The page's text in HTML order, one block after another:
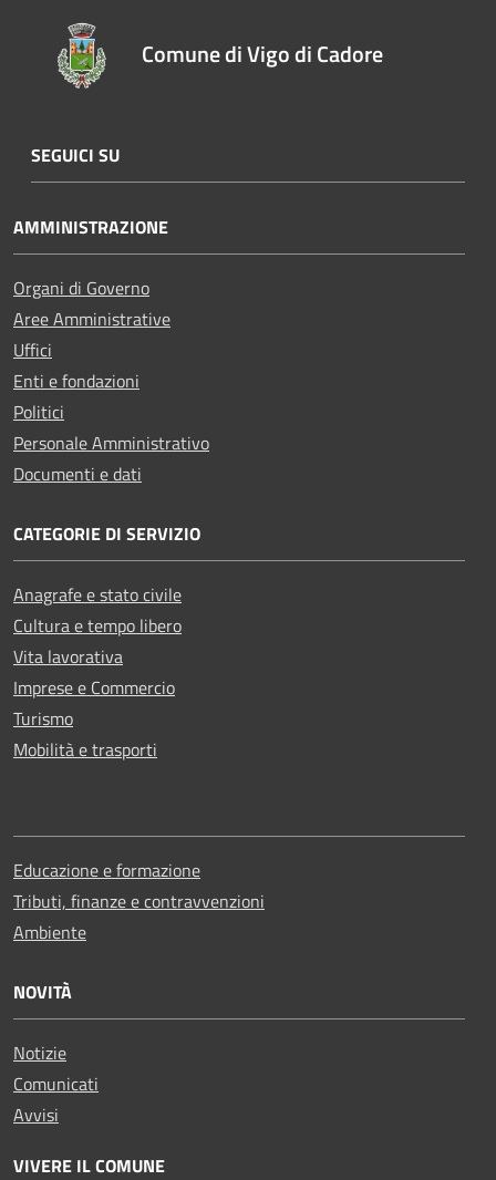
Comune di Vigo di Cadore
SEGUICI SU
AMMINISTRAZIONE
Organi di Governo
Aree Amministrative
Uffici
Enti e fondazioni
Politici
Personale Amministrativo
Documenti e dati
CATEGORIE DI SERVIZIO
Anagrafe e stato civile
Cultura e tempo libero
Vita lavorativa
Imprese e Commercio
Turismo
Mobilità e trasporti
Educazione e formazione
Tributi, finanze e contravvenzioni
Ambiente
NOVITÀ
Notizie
Comunicati
Avvisi
VIVERE IL COMUNE